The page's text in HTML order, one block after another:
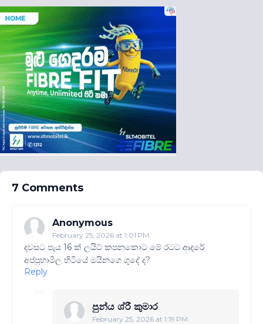
7 Comments
Anonymous
February 25, 2026 at 1:01 PM
දවසට පැය 16 ක් ලයිට් කපනකොට මේ රටට ආදරේ
අප්පුහාමිල හිටියේ මයිනගෙ ගුදේ ද?
Reply
පුන්ය ශ්රී කුමාර
February 25, 2026 at 1:19 PM